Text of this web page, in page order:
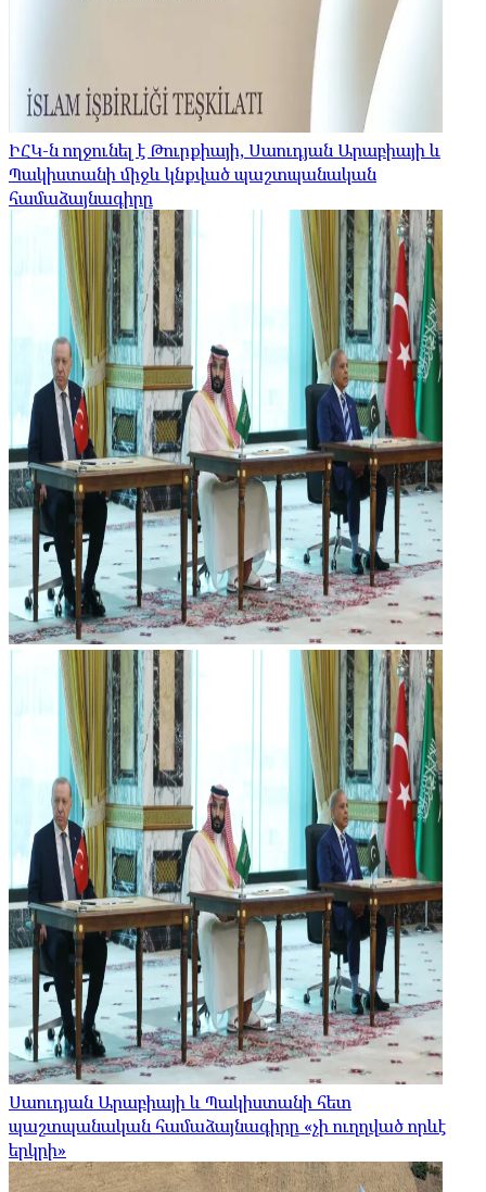
ԻՀԿ-ն ողջունել է Թուրքիայի, Սաուդյան Արաբիայի և
Պակիստանի միջև կնքված պաշտպանական
համաձայնագիրը
Սաուդյան Արաբիայի և Պակիստանի հետ
պաշտպանական համաձայնագիրը «չի ուղղված որևէ
երկրի»